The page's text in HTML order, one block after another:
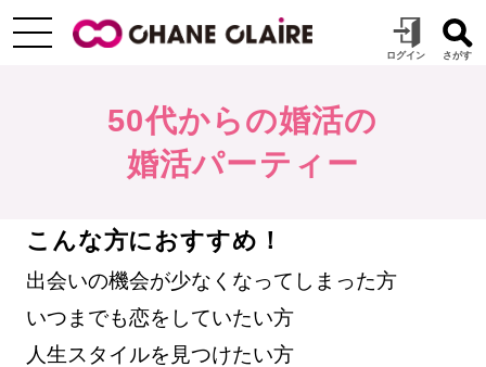
50代からの婚活の
婚活パーティー
こんな方におすすめ！
出会いの機会が少なくなってしまった方
いつまでも恋をしていたい方
人生スタイルを見つけたい方